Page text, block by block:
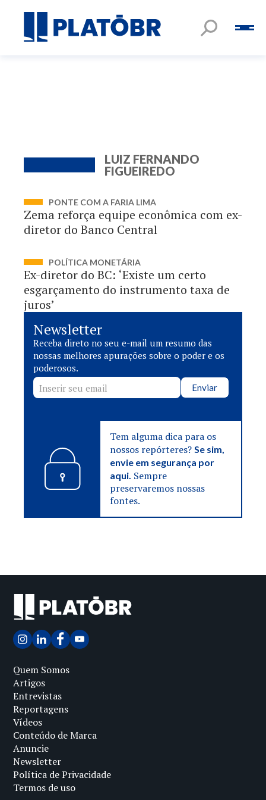
LUIZ FERNANDO
FIGUEIREDO
PONTE COM A FARIA LIMA
Zema reforça equipe econômica com ex-
diretor do Banco Central
POLÍTICA MONETÁRIA
Ex-diretor do BC: ‘Existe um certo
esgarçamento do instrumento taxa de
juros’
Newsletter
Receba direto no seu e-mail um resumo das
nossas melhores apurações sobre o poder e os
poderosos.
Enviar
Tem alguma dica para os
nossos repórteres?Se sim,
envie em segurança por
aqui. Sempre
preservaremos nossas
fontes.
Quem Somos
Artigos
Entrevistas
Reportagens
Vídeos
Conteúdo de Marca
Anuncie
Newsletter
Política de Privacidade
Termos de uso